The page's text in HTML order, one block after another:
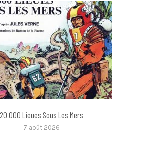
20 000 Lieues Sous Les Mers
7 août 2026